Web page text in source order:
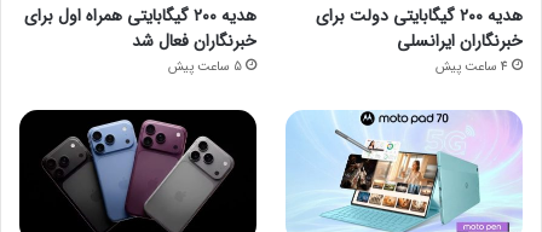
هدیه ۲۰۰ گیگابایتی دولت برای
خبرنگاران ایرانسلی
4 ساعت پیش
هدیه ۲۰۰ گیگابایتی همراه اول برای
خبرنگاران فعال شد
5 ساعت پیش